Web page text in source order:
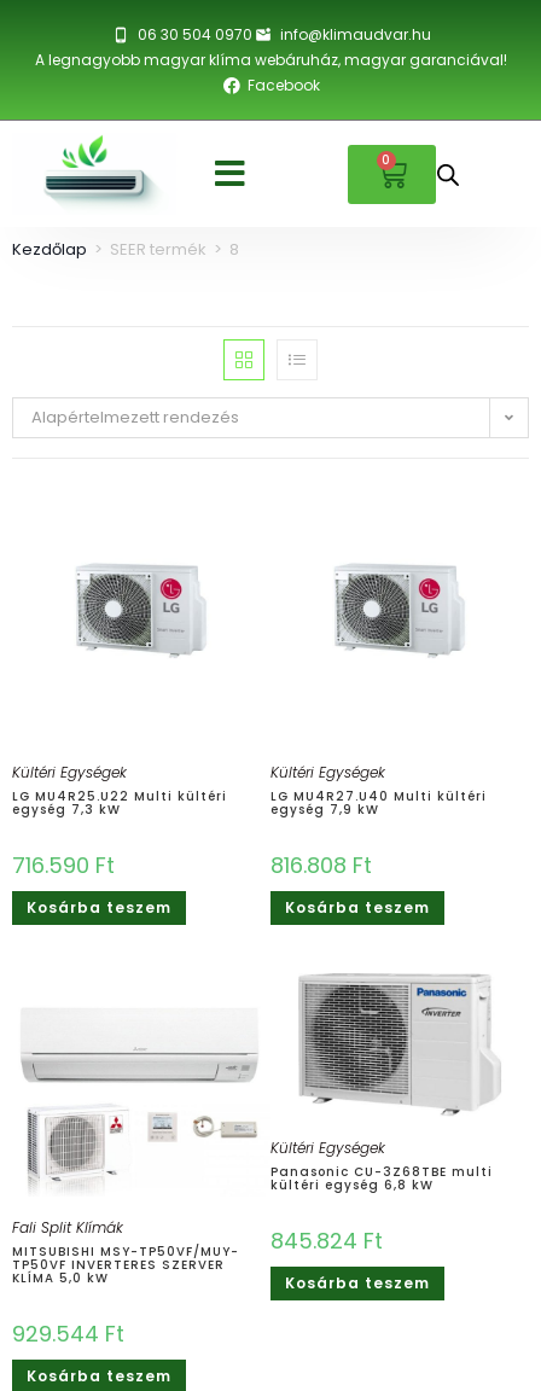
06 30 504 0970
info@klimaudvar.hu
A legnagyobb magyar klíma webáruház, magyar garanciával!
Facebook
0
Kezdőlap > SEER termék > 8
Alapértelmezett rendezés
Kültéri Egységek
LG MU4R25.U22 Multi kültéri
egység 7,3 kW
716.590 Ft
Kosárba teszem
Kültéri Egységek
LG MU4R27.U40 Multi kültéri
egység 7,9 kW
816.808 Ft
Kosárba teszem
Fali Split Klímák
MITSUBISHI MSY-TP50VF/MUY-
TP50VF INVERTERES SZERVER
KLÍMA 5,0 kW
929.544 Ft
Kosárba teszem
Kültéri Egységek
Panasonic CU-3Z68TBE multi
kültéri egység 6,8 kW
845.824 Ft
Kosárba teszem